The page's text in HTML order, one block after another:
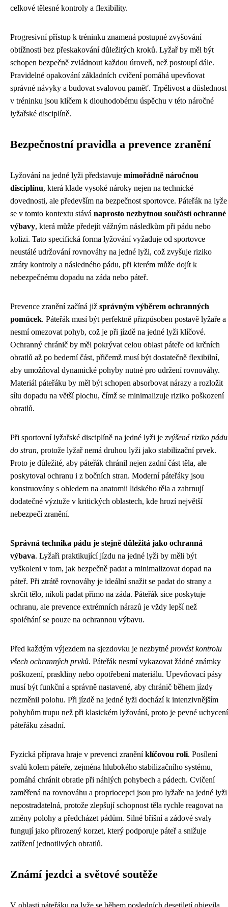
celkové tělesné kontroly a flexibility.
Progresivní přístup k tréninku znamená postupné zvyšování
obtížnosti bez přeskakování důležitých kroků. Lyžař by měl být
schopen bezpečně zvládnout každou úroveň, než postoupí dále.
Pravidelné opakování základních cvičení pomáhá upevňovat
správné návyky a budovat svalovou paměť. Trpělivost a důslednost
v tréninku jsou klíčem k dlouhodobému úspěchu v této náročné
lyžařské disciplíně.
Bezpečnostní pravidla a prevence zranění
Lyžování na jedné lyži představuje mimořádně náročnou
disciplínu, která klade vysoké nároky nejen na technické
dovednosti, ale především na bezpečnost sportovce. Páteřák na lyže
se v tomto kontextu stává naprosto nezbytnou součástí ochranné
výbavy, která může předejít vážným následkům při pádu nebo
kolizi. Tato specifická forma lyžování vyžaduje od sportovce
neustálé udržování rovnováhy na jedné lyži, což zvyšuje riziko
ztráty kontroly a následného pádu, při kterém může dojít k
nebezpečnému dopadu na záda nebo páteř.
Prevence zranění začíná již správným výběrem ochranných
pomůcek. Páteřák musí být perfektně přizpůsoben postavě lyžaře a
nesmí omezovat pohyb, což je při jízdě na jedné lyži klíčové.
Ochranný chránič by měl pokrývat celou oblast páteře od krčních
obratlů až po bederní část, přičemž musí být dostatečně flexibilní,
aby umožňoval dynamické pohyby nutné pro udržení rovnováhy.
Materiál páteřáku by měl být schopen absorbovat nárazy a rozložit
sílu dopadu na větší plochu, čímž se minimalizuje riziko poškození
obratlů.
Při sportovní lyžařské disciplíně na jedné lyži je zvýšené riziko pádu
do stran, protože lyžař nemá druhou lyži jako stabilizační prvek.
Proto je důležité, aby páteřák chránil nejen zadní část těla, ale
poskytoval ochranu i z bočních stran. Moderní páteřáky jsou
konstruovány s ohledem na anatomii lidského těla a zahrnují
dodatečné výztuže v kritických oblastech, kde hrozí největší
nebezpečí zranění.
Správná technika pádu je stejně důležitá jako ochranná
výbava. Lyžaři praktikující jízdu na jedné lyži by měli být
vyškoleni v tom, jak bezpečně padat a minimalizovat dopad na
páteř. Při ztrátě rovnováhy je ideální snažit se padat do strany a
skrčit tělo, nikoli padat přímo na záda. Páteřák sice poskytuje
ochranu, ale prevence extrémních nárazů je vždy lepší než
spoléhání se pouze na ochrannou výbavu.
Před každým výjezdem na sjezdovku je nezbytné provést kontrolu
všech ochranných prvků. Páteřák nesmí vykazovat žádné známky
poškození, praskliny nebo opotřebení materiálu. Upevňovací pásy
musí být funkční a správně nastavené, aby chránič během jízdy
nezměnil polohu. Při jízdě na jedné lyži dochází k intenzivnějším
pohybům trupu než při klasickém lyžování, proto je pevné uchycení
páteřáku zásadní.
Fyzická příprava hraje v prevenci zraněníklíčovou roli. Posílení
svalů kolem páteře, zejména hlubokého stabilizačního systému,
pomáhá chránit obratle při náhlých pohybech a pádech. Cvičení
zaměřená na rovnováhu a propriocepci jsou pro lyžaře na jedné lyži
nepostradatelná, protože zlepšují schopnost těla rychle reagovat na
změny polohy a předcházet pádům. Silné břišní a zádové svaly
fungují jako přirozený korzet, který podporuje páteř a snižuje
zatížení jednotlivých obratlů.
Známí jezdci a světové soutěže
V oblasti páteřáku na lyže se během posledních desetiletí objevila